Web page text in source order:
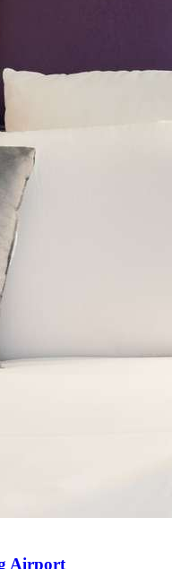
Airport